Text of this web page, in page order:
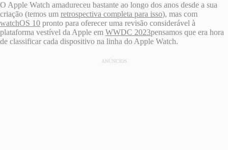
O Apple Watch amadureceu bastante ao longo dos anos desde a sua
criação (temos um retrospectiva completa para isso), mas com
watchOS 10 pronto para oferecer uma revisão considerável à
plataforma vestível da Apple em WWDC 2023pensamos que era hora
de classificar cada dispositivo na linha do Apple Watch.
ANÚNCIOS